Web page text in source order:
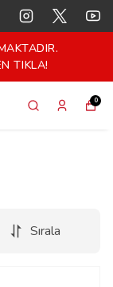
TIKLA!
0
Sırala